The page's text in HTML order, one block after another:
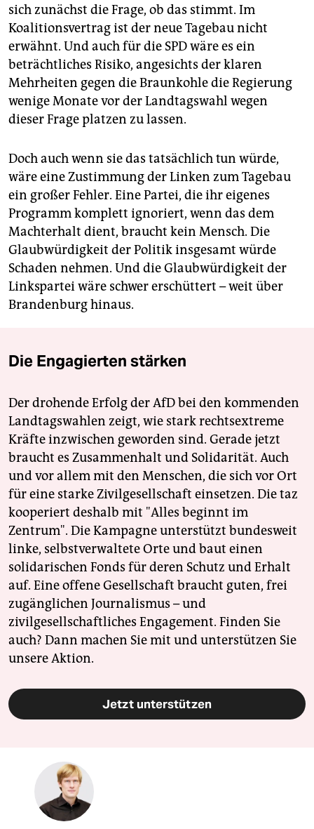
sich zunächst die Frage, ob das stimmt. Im
Koalitionsvertrag ist der neue Tagebau nicht
erwähnt. Und auch für die SPD wäre es ein
beträchtliches Risiko, angesichts der klaren
Mehrheiten gegen die Braunkohle die Regierung
wenige Monate vor der Landtagswahl wegen
dieser Frage platzen zu lassen.
Doch auch wenn sie das tatsächlich tun würde,
wäre eine Zustimmung der Linken zum Tagebau
ein großer Fehler. Eine Partei, die ihr eigenes
Programm komplett ignoriert, wenn das dem
Machterhalt dient, braucht kein Mensch. Die
Glaubwürdigkeit der Politik insgesamt würde
Schaden nehmen. Und die Glaubwürdigkeit der
Linkspartei wäre schwer erschüttert – weit über
Brandenburg hinaus.
Die Engagierten stärken
Der drohende Erfolg der AfD bei den kommenden
Landtagswahlen zeigt, wie stark rechtsextreme
Kräfte inzwischen geworden sind. Gerade jetzt
braucht es Zusammenhalt und Solidarität. Auch
und vor allem mit den Menschen, die sich vor Ort
für eine starke Zivilgesellschaft einsetzen. Die taz
kooperiert deshalb mit "Alles beginnt im
Zentrum". Die Kampagne unterstützt bundesweit
linke, selbstverwaltete Orte und baut einen
solidarischen Fonds für deren Schutz und Erhalt
auf. Eine offene Gesellschaft braucht guten, frei
zugänglichen Journalismus – und
zivilgesellschaftliches Engagement. Finden Sie
auch? Dann machen Sie mit und unterstützen Sie
unsere Aktion.
Jetzt unterstützen